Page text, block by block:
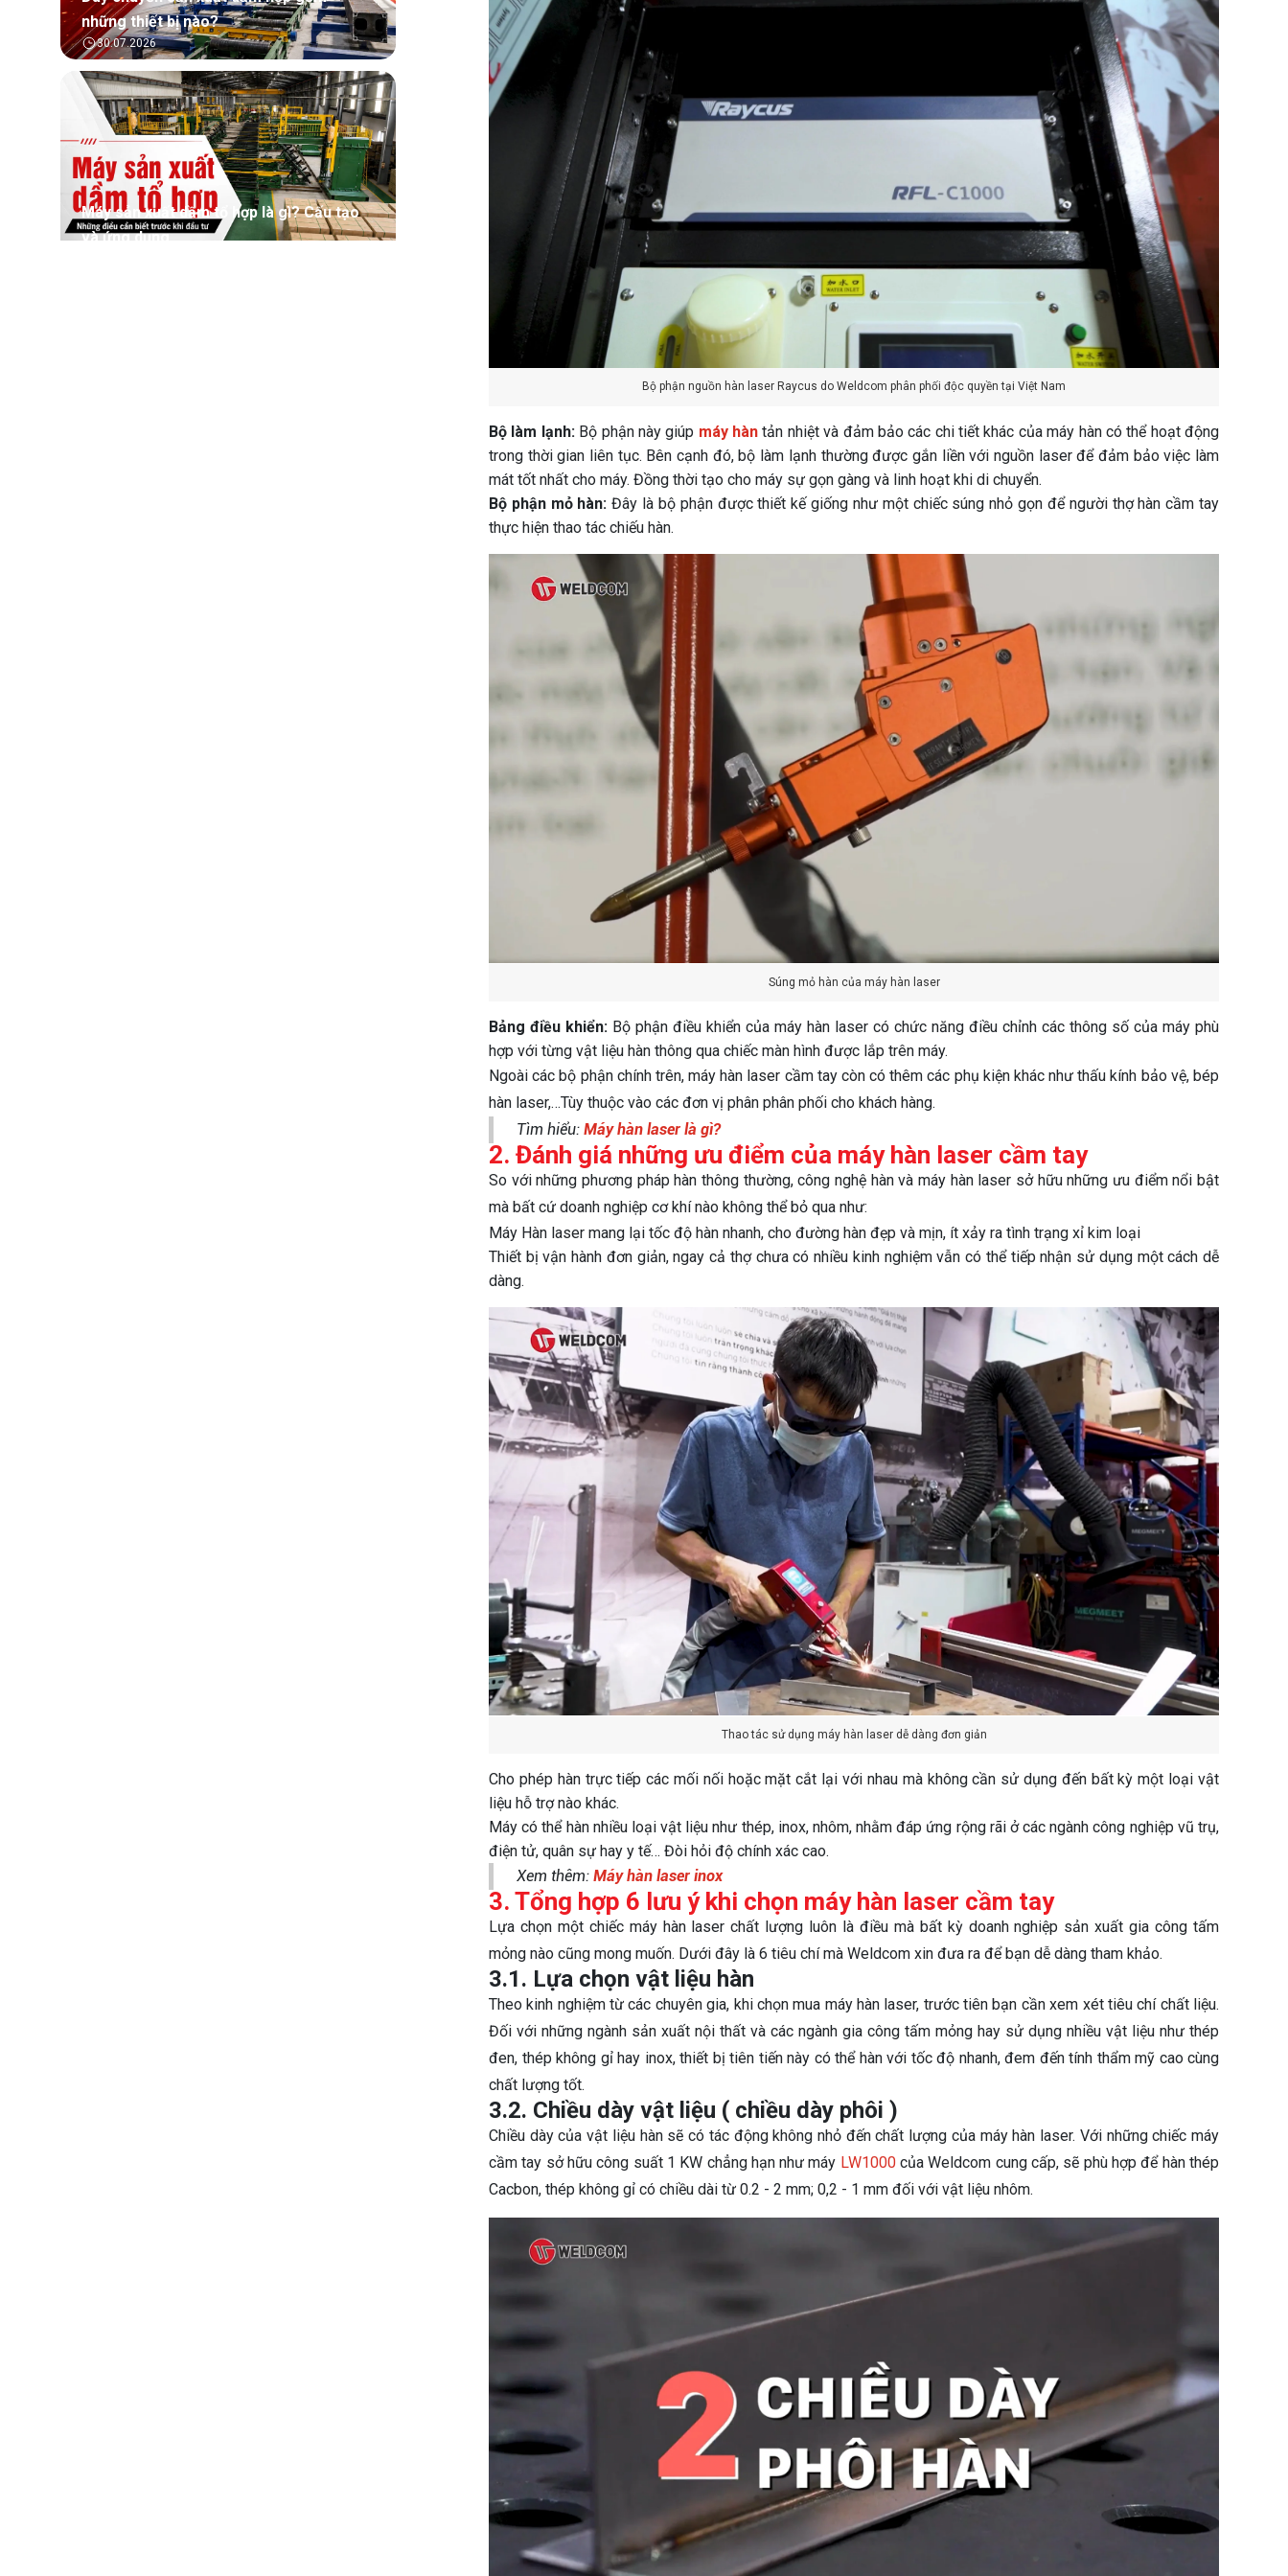
những thiết bị nào?
30.07.2026
Máy sản xuất dầm tổ hợp là gì? Cấu tạo
và ứng dụng
Bộ phận nguồn hàn laser Raycus do Weldcom phân phối độc quyền tại Việt Nam
Bộ làm lạnh: Bộ phận này giúp máy hàn tản nhiệt và đảm bảo các chi tiết khác của máy hàn có thể hoạt động
trong thời gian liên tục. Bên cạnh đó, bộ làm lạnh thường được gắn liền với nguồn laser để đảm bảo việc làm
mát tốt nhất cho máy. Đồng thời tạo cho máy sự gọn gàng và linh hoạt khi di chuyển.
Bộ phận mỏ hàn:Đây là bộ phận được thiết kế giống như một chiếc súng nhỏ gọn để người thợ hàn cầm tay
thực hiện thao tác chiếu hàn.
Súng mỏ hàn của máy hàn laser
Bảng điều khiển: Bộ phận điều khiển của máy hàn laser có chức năng điều chỉnh các thông số của máy phù
hợp với từng vật liệu hàn thông qua chiếc màn hình được lắp trên máy.
Ngoài các bộ phận chính trên, máy hàn laser cầm tay còn có thêm các phụ kiện khác như thấu kính bảo vệ, bép
hàn laser,…Tùy thuộc vào các đơn vị phân phân phối cho khách hàng.
Tìm hiểu: Máy hàn laser là gì?
2. Đánh giá những ưu điểm của máy hàn laser cầm tay
So với những phương pháp hàn thông thường, công nghệ hàn và máy hàn laser sở hữu những ưu điểm nổi bật
mà bất cứ doanh nghiệp cơ khí nào không thể bỏ qua như:
Máy Hàn laser mang lại tốc độ hàn nhanh, cho đường hàn đẹp và mịn, ít xảy ra tình trạng xỉ kim loại
Thiết bị vận hành đơn giản, ngay cả thợ chưa có nhiều kinh nghiệm vẫn có thể tiếp nhận sử dụng một cách dễ
dàng.
Thao tác sử dụng máy hàn laser dễ dàng đơn giản
Cho phép hàn trực tiếp các mối nối hoặc mặt cắt lại với nhau mà không cần sử dụng đến bất kỳ một loại vật
liệu hỗ trợ nào khác.
Máy có thể hàn nhiều loại vật liệu như thép, inox, nhôm, nhằm đáp ứng rộng rãi ở các ngành công nghiệp vũ trụ,
điện tử, quân sự hay y tế… Đòi hỏi độ chính xác cao.
Xem thêm: Máy hàn laser inox
3. Tổng hợp 6 lưu ý khi chọn máy hàn laser cầm tay
Lựa chọn một chiếc máy hàn laser chất lượng luôn là điều mà bất kỳ doanh nghiệp sản xuất gia công tấm
mỏng nào cũng mong muốn. Dưới đây là 6 tiêu chí mà Weldcom xin đưa ra để bạn dễ dàng tham khảo.
3.1. Lựa chọn vật liệu hàn
Theo kinh nghiệm từ các chuyên gia, khi chọn mua máy hàn laser, trước tiên bạn cần xem xét tiêu chí chất liệu.
Đối với những ngành sản xuất nội thất và các ngành gia công tấm mỏng hay sử dụng nhiều vật liệu như thép
đen, thép không gỉ hay inox, thiết bị tiên tiến này có thể hàn với tốc độ nhanh, đem đến tính thẩm mỹ cao cùng
chất lượng tốt.
3.2. Chiều dày vật liệu ( chiều dày phôi )
Chiều dày của vật liệu hàn sẽ có tác động không nhỏ đến chất lượng của máy hàn laser. Với những chiếc máy
cầm tay sở hữu công suất 1 KW chẳng hạn như máy LW1000của Weldcom cung cấp, sẽ phù hợp để hàn thép
Cacbon, thép không gỉ có chiều dài từ 0.2 - 2 mm; 0,2 - 1 mm đối với vật liệu nhôm.